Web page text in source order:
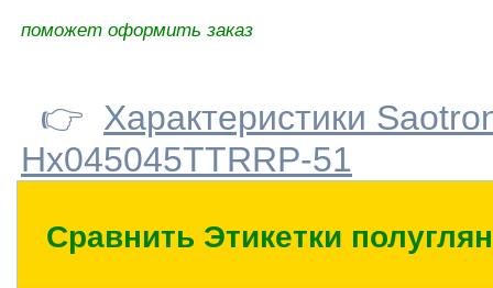
поможет оформить заказ
👉 Характеристики
Hx045045TTRRP-51
Сравнить Этикетки